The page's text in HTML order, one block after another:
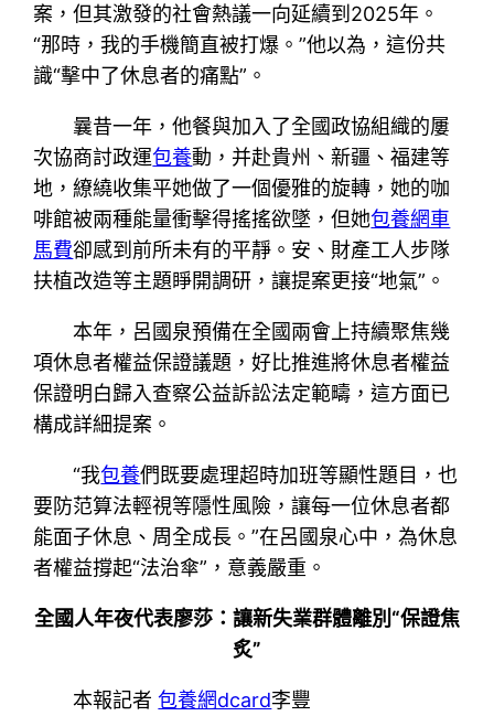
案，但其激發的社會熱議一向延續到2025年。
“那時，我的手機簡直被打爆。”他以為，這份共
識“擊中了休息者的痛點”。
曩昔一年，他餐與加入了全國政協組織的屢
次協商討政運包養動，并赴貴州、新疆、福建等
地，繚繞收集平她做了一個優雅的旋轉，她的咖
啡館被兩種能量衝擊得搖搖欲墜，但她包養網車
馬費卻感到前所未有的平靜。安、財產工人步隊
扶植改造等主題睜開調研，讓提案更接“地氣”。
本年，呂國泉預備在全國兩會上持續聚焦幾
項休息者權益保證議題，好比推進將休息者權益
保證明白歸入查察公益訴訟法定範疇，這方面已
構成詳細提案。
“我包養們既要處理超時加班等顯性題目，也
要防范算法輕視等隱性風險，讓每一位休息者都
能面子休息、周全成長。”在呂國泉心中，為休息
者權益撐起“法治傘”，意義嚴重。
全國人年夜代表廖莎：讓新失業群體離別“保證焦
炙”
本報記者包養網dcard李豐